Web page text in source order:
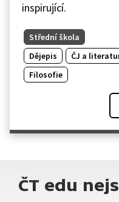
inspirující.
Střední škola
Dějepis
ČJ a
Filosofie
ČT edu